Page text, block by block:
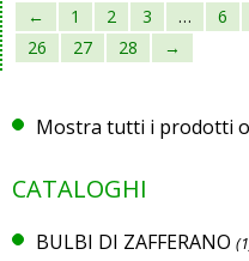
← 1 2 3 … 6
26
27 28 →
Mostra tutti i prodotti
CATALOGHI
BULBI DI ZAFFERANO